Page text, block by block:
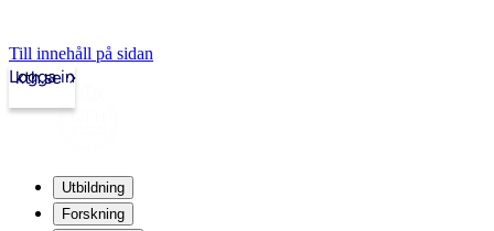
Till innehåll på sidan
kth.se
Logga in
Utbildning
Forskning